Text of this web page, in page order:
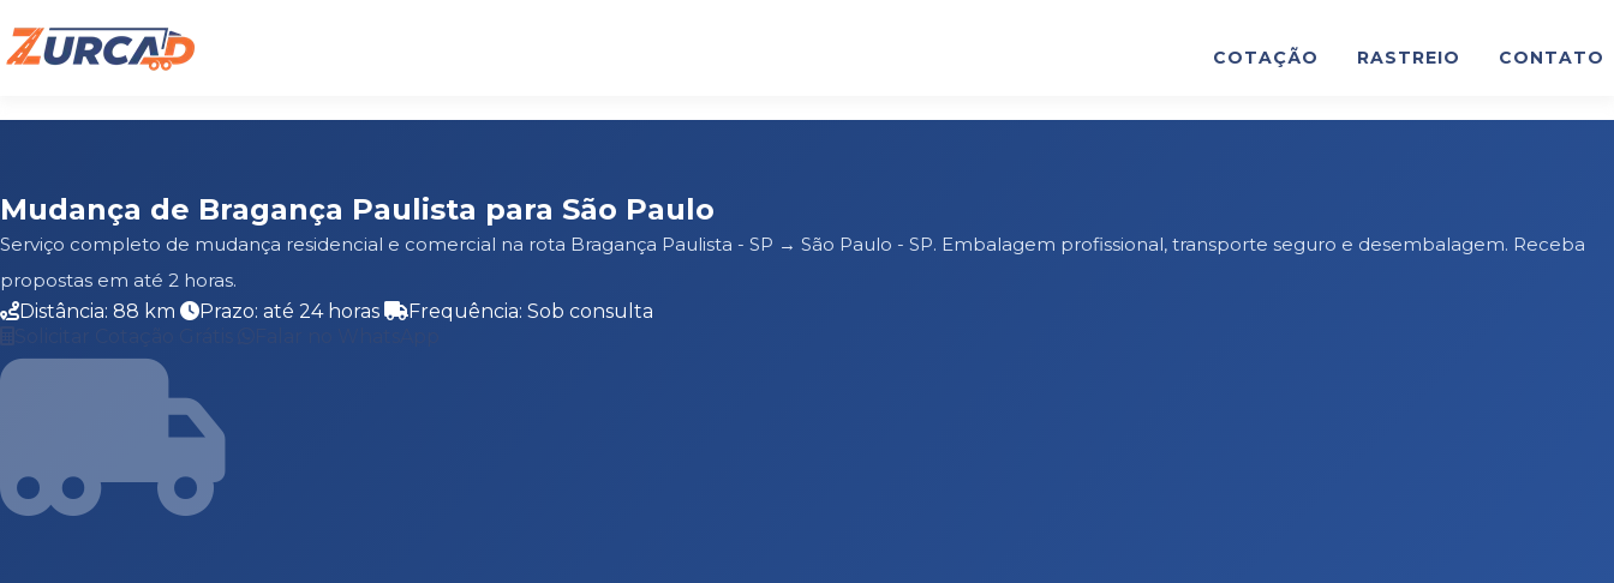
COTAÇÃO RASTREIO CONTATO
Mudança de Bragança Paulista para São Paulo
Serviço completo de mudança residencial e comercial na rota Bragança Paulista - SP → São Paulo - SP. Embalagem profissional, transporte seguro e desembalagem. Receba
propostas em até 2 horas.
Distância: 88 km
Prazo: até 24 horas
Frequência: Sob consulta